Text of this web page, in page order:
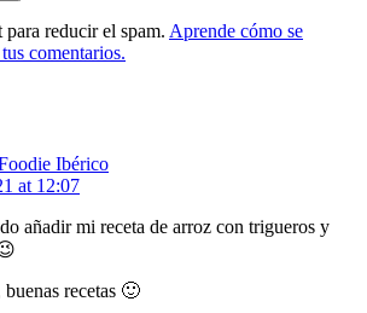
reducir el spam. Aprende cómo se
comentarios.
Ibérico
at 12:07
añadir mi receta de arroz con trigueros y
recetas 🙂